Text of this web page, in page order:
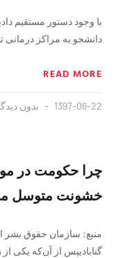
با وجود دستور مستقیم
دانشجو به مراکز
READ MORE
1397-06-22 بدون
چرا حکومت در
خشونت متوسل
منبع: سازمان حقوق بشر
گنابادیپس از آن‌که یکی